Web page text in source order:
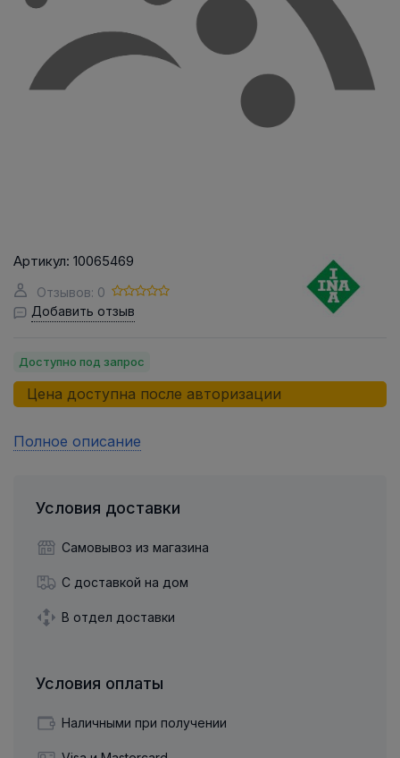
Артикул: 10065469
Отзывов: 0
Добавить отзыв
Доступно под запрос
Цена доступна после авторизации
Полное описание
Условия доставки
Самовывоз из магазина
С доставкой на дом
В отдел доставки
Условия оплаты
Наличными при получении